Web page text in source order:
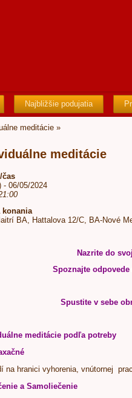
Najbližšie podujatia
meditácie »
meditácie
čas
- 06/05/2024
konania
BA, Hattalova 12/C, BA-Nové
Nazrite do
Spoznajte
Spustite v sebe
meditácie podľa potreby
na hranici vyhorenia, vnútornej
a Samoliečenie